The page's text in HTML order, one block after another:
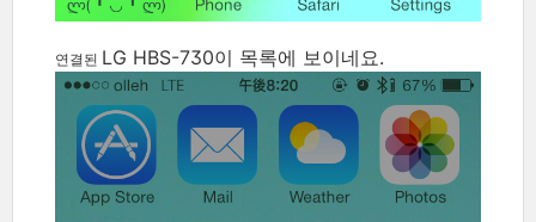
연결된 LG HBS-730이 목록에 보이네요.